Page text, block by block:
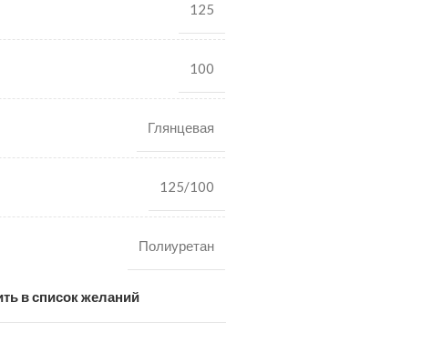
125
100
Глянцевая
125/100
Полиуретан
в список желаний